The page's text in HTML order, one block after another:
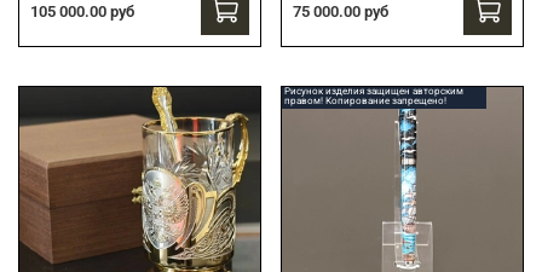
105 000.00 руб 75 000.00 руб
Рисунок изделия защищен авторским
правом! Копирование запрещено!